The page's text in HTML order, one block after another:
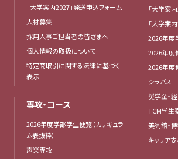
「大学案内2027」発送申込フォーム
人材募集
採用人事ご担当者の皆さまへ
個人情報の取扱について
特定商取引に関する法律に基づく
表示
専攻・コース
2026年度学部学生便覧（カリキュラ
ム表抜粋）
声楽専攻
「大学案
「大学案
2026年度
2026年度
2026年度
シラバス
奨学金・
TCM学生
美術館・
キャリア